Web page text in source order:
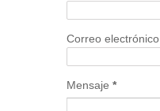
Correo electrónico
Mensaje *